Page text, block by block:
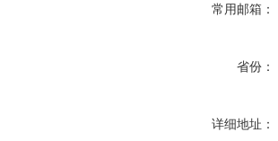
常用邮箱：
省份：
详细地址：